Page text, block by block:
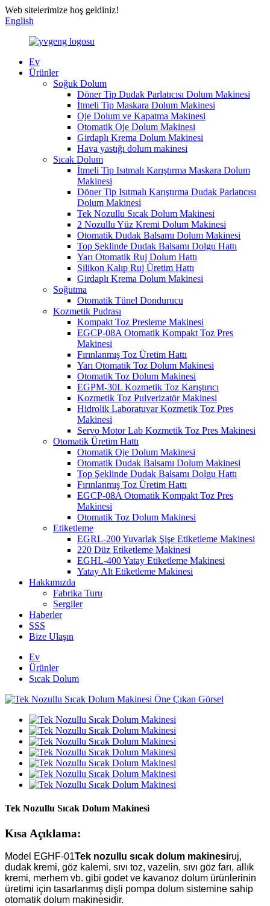
Web sitelerimize hoş geldiniz!
English
Ev
Ürünler
Soğuk Dolum
Döner Tip Dudak Parlatıcısı Dolum Makinesi
İtmeli Tip Maskara Dolum Makinesi
Oje Dolum ve Kapatma Makinesi
Otomatik Oje Dolum Makinesi
Girdaplı Krema Dolum Makinesi
Hava yastığı dolum makinesi
Sıcak Dolum
İtmeli Tip Isıtmalı Karıştırma Maskara Dolum
Makinesi
Döner Tip Isıtmalı Karıştırma Dudak Parlatıcısı
Dolum Makinesi
Tek Nozullu Sıcak Dolum Makinesi
2 Nozullu Yüz Kremi Dolum Makinesi
Otomatik Dudak Balsamı Dolum Makinesi
Top Şeklinde Dudak Balsamı Dolgu Hattı
Yarı Otomatik Ruj Dolum Hattı
Silikon Kalıp Ruj Üretim Hattı
Girdaplı Krema Dolum Makinesi
Soğutma
Otomatik Tünel Dondurucu
Kozmetik Pudrası
Kompakt Toz Presleme Makinesi
EGCP-08A Otomatik Kompakt Toz Pres
Makinesi
Fırınlanmış Toz Üretim Hattı
Yarı Otomatik Toz Dolum Makinesi
Otomatik Toz Dolum Makinesi
EGPM-30L Kozmetik Toz Karıştırıcı
Kozmetik Toz Pulverizatör Makinesi
Hidrolik Laboratuvar Kozmetik Toz Pres
Makinesi
Servo Motor Lab Kozmetik Toz Pres Makinesi
Otomatik Üretim Hattı
Otomatik Oje Dolum Makinesi
Otomatik Dudak Balsamı Dolum Makinesi
Top Şeklinde Dudak Balsamı Dolgu Hattı
Fırınlanmış Toz Üretim Hattı
EGCP-08A Otomatik Kompakt Toz Pres
Makinesi
Otomatik Toz Dolum Makinesi
Etiketleme
EGRL-200 Yuvarlak Şişe Etiketleme Makinesi
220 Düz Etiketleme Makinesi
EGHL-400 Yatay Etiketleme Makinesi
Yatay Alt Etiketleme Makinesi
Hakkımızda
Fabrika Turu
Sergiler
Haberler
SSS
Bize Ulaşın
Ev
Ürünler
Sıcak Dolum
Tek Nozullu Sıcak Dolum Makinesi
Kısa Açıklama:
Model EGHF-01Tek nozullu sıcak dolum makinesiruj,
dudak kremi, göz kalemi, sıvı toz, vazelin, sıvı göz farı, allık
kremi, merhem vb. gibi godet ve kavanoz dolum ürünlerinin
üretimi için tasarlanmış dişli pompa dolum sistemine sahip
otomatik dolum makinesidir.